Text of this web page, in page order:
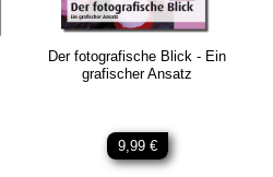
Der fotografische Blick - Ein
grafischer Ansatz
9,99 €